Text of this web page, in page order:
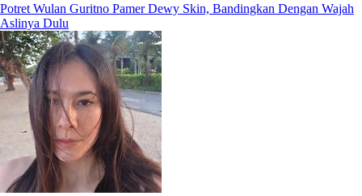
Potret Wulan Guritno Pamer Dewy Skin, Bandingkan Dengan Wajah
Aslinya Dulu